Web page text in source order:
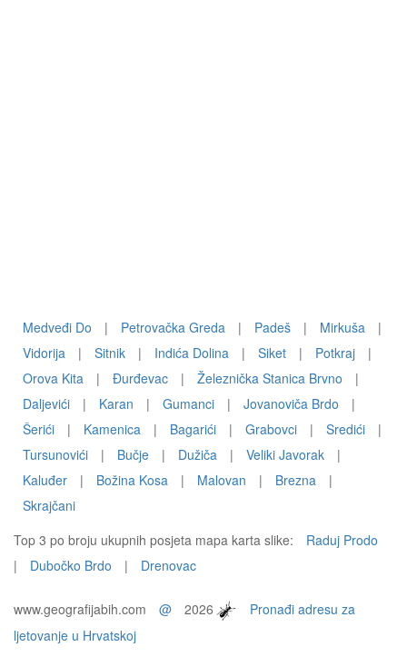
Medveđi Do | Petrovačka Greda | Padeš | Mirkuša
|
Vidorija
| Sitnik | Indića Dolina | Siket | Potkraj
|
Orova Kita
| Đurđevac | Železnička Stanica Brvno
|
Daljevići
| Karan | Gumanci | Jovanoviča Brdo
|
Šerići
| Kamenica | Bagarići | Grabovci | Sredići
|
Tursunovići
| Bučje | Dužiča | Veliki Javorak
|
Kaluđer
| Božina Kosa | Malovan | Brezna
|
Skrajčani
Top 3 po broju ukupnih posjeta mapa karta slike:
Raduj Prodo
|
Dubočko Brdo | Drenovac
www.geografijabih.com @ 2026
Pronađi adresu za
ljetovanje u Hrvatskoj